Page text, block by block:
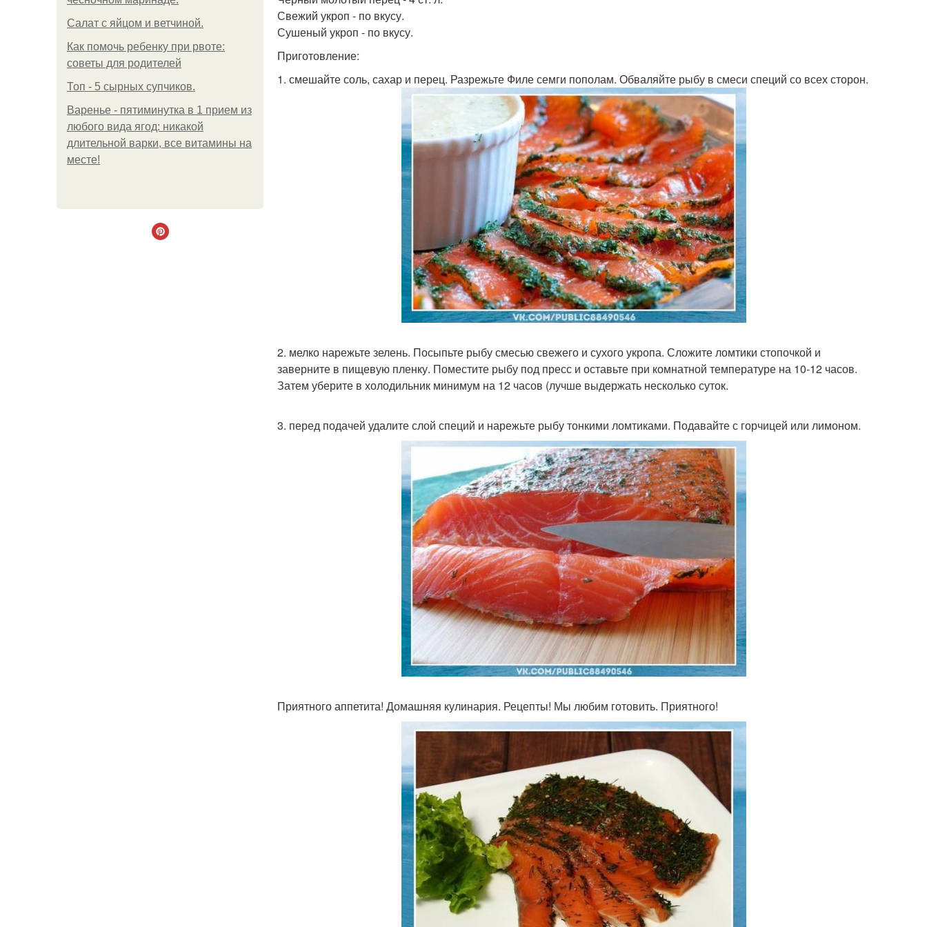
Салат с яйцом и ветчиной.
Как помочь ребенку при рвоте:
советы для родителей
Топ - 5 сырных супчиков.
Варенье - пятиминутка в 1 прием из
любого вида ягод: никакой
длительной варки, все витамины на
месте!
Свежий укроп - по вкусу.
Сушеный укроп - по вкусу.
Приготовление:
1. смешайте соль, сахар и перец. Разрежьте Филе семги пополам. Обваляйте рыбу в смеси специй со всех сторон.
2. мелко нарежьте зелень. Посыпьте рыбу смесью свежего и сухого укропа. Сложите ломтики стопочкой и
заверните в пищевую пленку. Поместите рыбу под пресс и оставьте при комнатной температуре на 10-12 часов.
Затем уберите в холодильник минимум на 12 часов (лучше выдержать несколько суток.
3. перед подачей удалите слой специй и нарежьте рыбу тонкими ломтиками. Подавайте с горчицей или лимоном.
Приятного аппетита! Домашняя кулинария. Рецепты! Мы любим готовить. Приятного!